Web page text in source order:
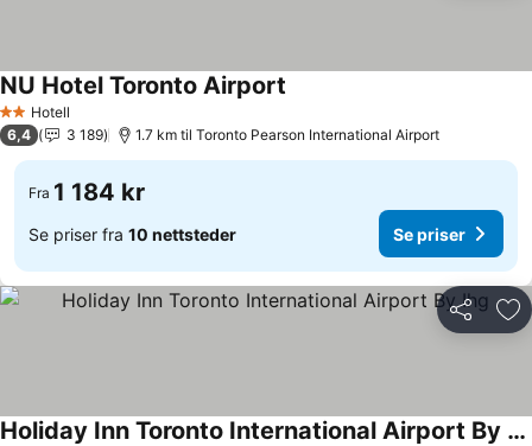
2 Stjerner
Hotell
NU Hotel Toronto Airport
6,4 3 189 1.7 km til Toronto Pearson International Airport
Fra 1 184 kr
Se priser fra 10 nettsteder Se priser
Del
Holiday Inn Toronto International Airport By Ihg